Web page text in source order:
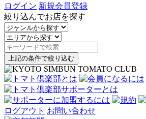
ログイン 新規会員登録
絞り込んでお店を探す
上記の条件で絞り込む
ログアウト お問い合わせ